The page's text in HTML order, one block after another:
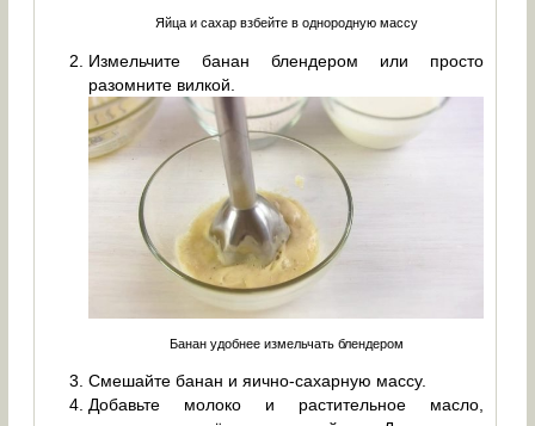
Яйца и сахар взбейте в однородную массу
Измельчите банан блендером или просто
разомните вилкой.
Банан удобнее измельчать блендером
Смешайте банан и яично-сахарную массу.
Добавьте молоко и растительное масло,